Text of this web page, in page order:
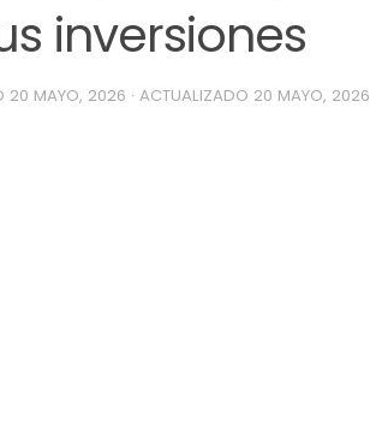
inversiones
20 MAYO, 2026 · ACTUALIZADO 20 MAYO, 2026